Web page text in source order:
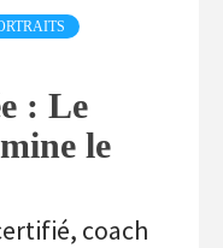
: Le
le
coach